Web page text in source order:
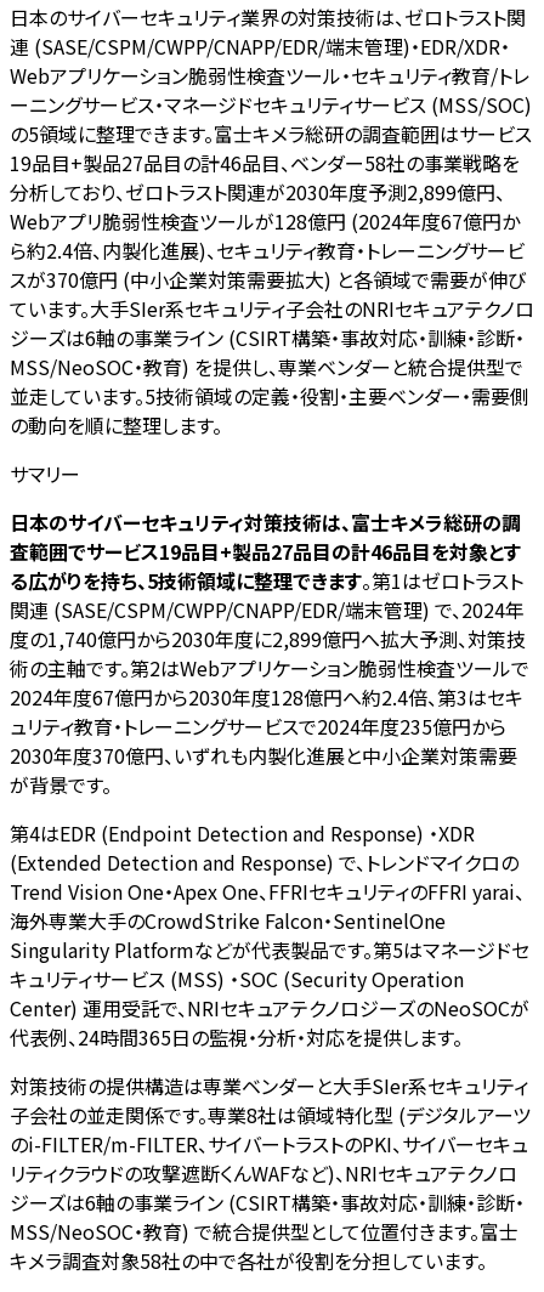
日本のサイバーセキュリティ業界の対策技術は、ゼロトラスト関
連 (SASE/CSPM/CWPP/CNAPP/EDR/端末管理)・EDR/XDR・
Webアプリケーション脆弱性検査ツール・セキュリティ教育/トレ
ーニングサービス・マネージドセキュリティサービス (MSS/SOC)
の5領域に整理できます。富士キメラ総研の調査範囲はサービス
19品目+製品27品目の計46品目、ベンダー58社の事業戦略を
分析しており、ゼロトラスト関連が2030年度予測2,899億円、
Webアプリ脆弱性検査ツールが128億円 (2024年度67億円か
ら約2.4倍、内製化進展)、セキュリティ教育・トレーニングサービ
スが370億円 (中小企業対策需要拡大) と各領域で需要が伸び
ています。大手SIer系セキュリティ子会社のNRIセキュアテクノロ
ジーズは6軸の事業ライン (CSIRT構築・事故対応・訓練・診断・
MSS/NeoSOC・教育) を提供し、専業ベンダーと統合提供型で
並走しています。5技術領域の定義・役割・主要ベンダー・需要側
の動向を順に整理します。
サマリー
日本のサイバーセキュリティ対策技術は、富士キメラ総研の調
査範囲でサービス19品目+製品27品目の計46品目を対象とす
る広がりを持ち、5技術領域に整理できます。第1はゼロトラスト
関連 (SASE/CSPM/CWPP/CNAPP/EDR/端末管理) で、2024年
度の1,740億円から2030年度に2,899億円へ拡大予測、対策技
術の主軸です。第2はWebアプリケーション脆弱性検査ツールで
2024年度67億円から2030年度128億円へ約2.4倍、第3はセキ
ュリティ教育・トレーニングサービスで2024年度235億円から
2030年度370億円、いずれも内製化進展と中小企業対策需要
が背景です。
第4はEDR (Endpoint Detection and Response) ・XDR
(Extended Detection and Response) で、トレンドマイクロの
Trend Vision One・Apex One、FFRIセキュリティのFFRI yarai、
海外専業大手のCrowdStrike Falcon・SentinelOne
Singularity Platformなどが代表製品です。第5はマネージドセ
キュリティサービス (MSS) ・SOC (Security Operation
Center) 運用受託で、NRIセキュアテクノロジーズのNeoSOCが
代表例、24時間365日の監視・分析・対応を提供します。
対策技術の提供構造は専業ベンダーと大手SIer系セキュリティ
子会社の並走関係です。専業8社は領域特化型 (デジタルアーツ
のi-FILTER/m-FILTER、サイバートラストのPKI、サイバーセキュ
リティクラウドの攻撃遮断くんWAFなど)、NRIセキュアテクノロ
ジーズは6軸の事業ライン (CSIRT構築・事故対応・訓練・診断・
MSS/NeoSOC・教育) で統合提供型として位置付きます。富士
キメラ調査対象58社の中で各社が役割を分担しています。